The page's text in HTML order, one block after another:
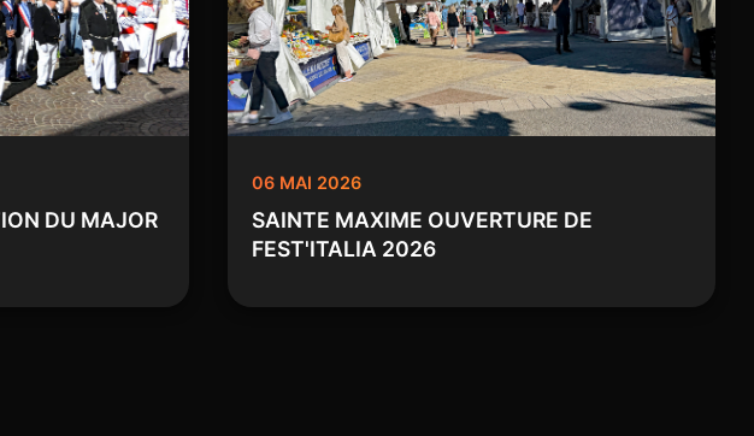
DU MAJOR
06 MAI 2026
SAINTE MAXIME OUVERTURE DE
FEST'ITALIA 2026